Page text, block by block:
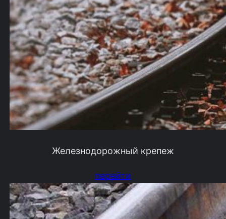
Железнодорожный крепеж
перейти